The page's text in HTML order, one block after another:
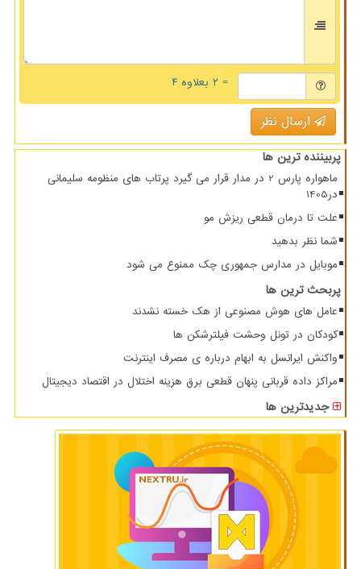
= ۲ بعلاوه ۴
ارسال نظر
پربیننده ترین ها
ماهواره پارس 2 در مدار قرار می گیرد پرتاب های منظومه سلیمانی
در1405
علت تا درمان قطعی ریزش مو
شما نظر بدهید
موبایل در مدارس جمهوری چک ممنوع می شود
پربحث ترین ها
عامل های هوش مصنوعی از هک خسته نشدند
کودکان در تونل وحشت فیلترشکن ها
واکنش ایرانسل به ابهام درباره ی مصرف اینترنت
مراکز داده قربانی پنهان قطعی برق هزینه اختلال در اقتصاد دیجیتال
جدیدترین ها